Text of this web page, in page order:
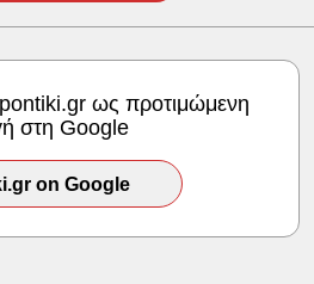
ως προτιμώμενη
στη Google
on Google